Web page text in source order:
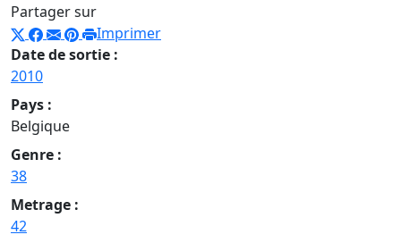
Partager sur
Imprimer
Date de sortie :
2010
Pays :
Belgique
Genre :
38
Metrage :
42